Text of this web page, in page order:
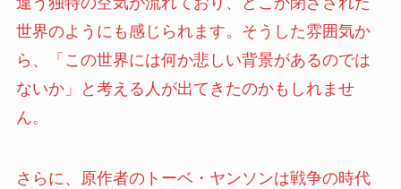
世界のようにも感じられます。そうした雰囲気か
ら、「この世界には何か悲しい背景があるのでは
ないか」と考える人が出てきたのかもしれませ
ん。
さらに、原作者のトーベ・ヤンソンは戦争の時代